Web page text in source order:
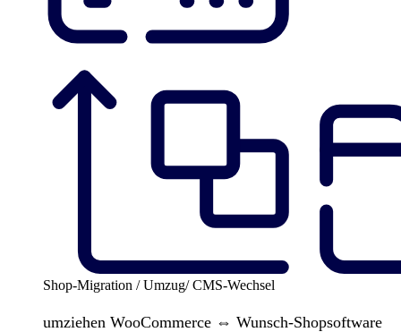
Shop-Migration / Umzug/ CMS-Wechsel
umziehen WooCommerce ⇔ Wunsch-Shopsoftware